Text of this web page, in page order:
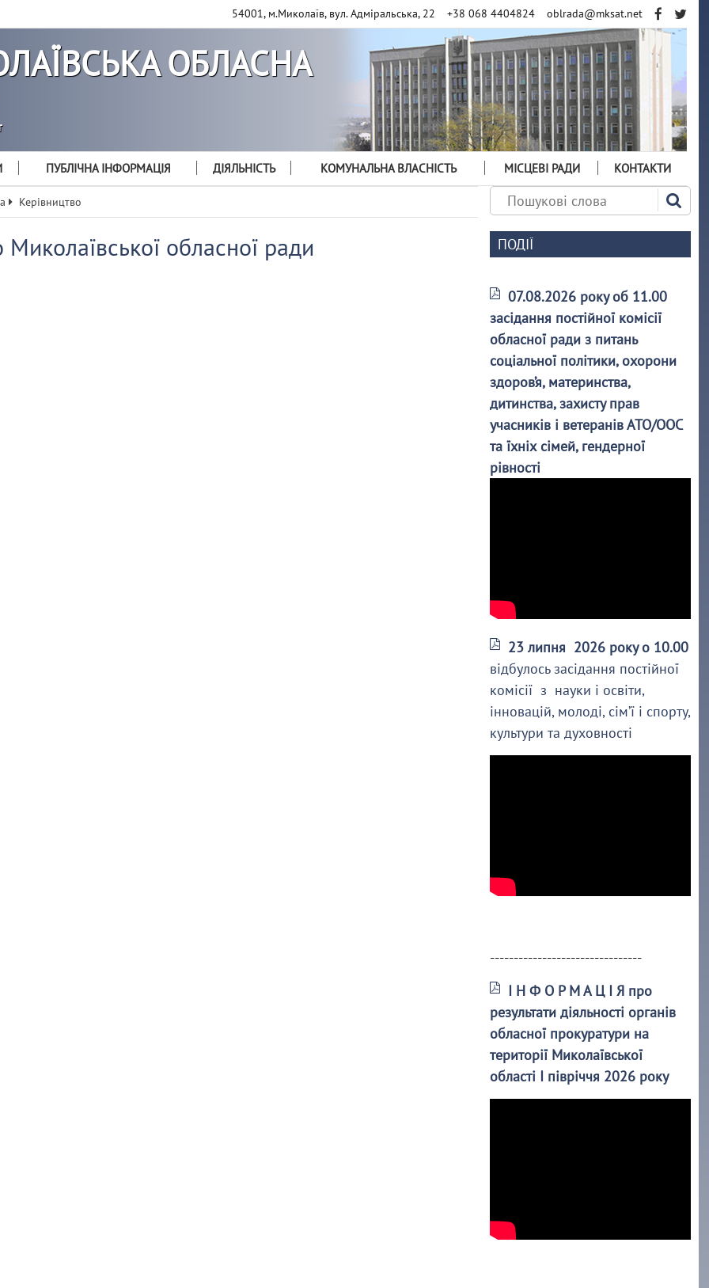
54001, м.Миколаїв, вул. Адміральська, 22 +38 068 4404824 oblrada@mksat.net
ОБЛАСНА
ПУБЛІЧНА ІНФОРМАЦІЯ ДІЯЛЬНІСТЬ КОМУНАЛЬНА ВЛАСНІСТЬ МІСЦЕВІ РАДИ КОНТАКТИ
Керівництво
Миколаївської обласної ради ПОДІЇ
07.08.2026 року об 11.00
засідання постійної комісії
обласної ради з питань
соціальної політики, охорони
здоров’я, материнства,
дитинства, захисту прав
учасників і ветеранів АТО/ООС
та їхніх сімей, гендерної
рівності
23 липня 2026 року о 10.00
відбулось засідання постійної
комісії з науки і освіти,
інновацій, молоді, сім’ї і спорту,
культури та духовності
--------------------------------
І Н Ф О Р М А Ц І Я про
результати діяльності органів
обласної прокуратури на
території Миколаївської
області І півріччя 2026 року